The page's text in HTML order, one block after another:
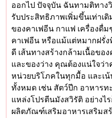
ออกไป ปัจจุบัน ฉันทามติทาง
รับประสิทธิภาพเพิ่มขึ้นเท่าเ
ของคาเฟอีน กาแฟ เครื่องดื่
คาเฟอีน หรือแม้แต่หมากฝรั่
ดี เส้นทางสร้างกล้ามเนื้อขอ
และของว่าง คุณต้องแน่ใจว่
หน่วยบริโภคในทุกมื้อ และเ
ทั้งหมด เช่น สัตว์ปีก อาหารท
แหล่งโปรตีนมังสวิรัติ อย่างไ
ผลิตภัณฑ์เสริมอาหารเสริม